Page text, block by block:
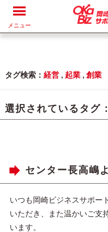
メニュー
タグ検索： 経営 , 起業 , 創業
選択されているタグ :
センター長高嶋
いつも岡崎ビジネスサポー
いただき、また温かいご支
います。